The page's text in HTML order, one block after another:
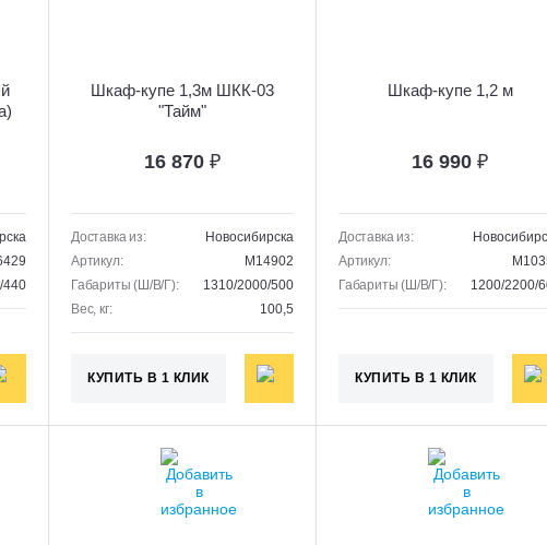
440
Шкаф-купе 1,3м ШКК-03
"Тайм"
16 870 ₽
Доставка из:
Новосибирска
Артикул:
M14902
Габариты (Ш/В/Г):
1310/2000/500
Вес, кг:
100,5
КУПИТЬ В 1 КЛИК
Шкаф-купе 1,2 м
16 990 ₽
Доставка из:
Артикул:
Габариты (Ш/В/Г):
1200/2200/
КУПИТЬ В 1 КЛИК